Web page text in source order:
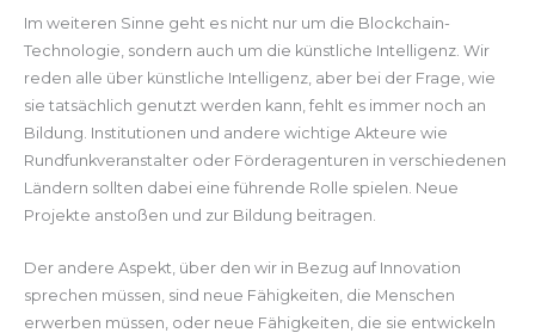
Im weiteren Sinne geht es nicht nur um die Blockchain-
Technologie, sondern auch um die künstliche Intelligenz. Wir
reden alle über künstliche Intelligenz, aber bei der Frage, wie
sie tatsächlich genutzt werden kann, fehlt es immer noch an
Bildung. Institutionen und andere wichtige Akteure wie
Rundfunkveranstalter oder Förderagenturen in verschiedenen
Ländern sollten dabei eine führende Rolle spielen. Neue
Projekte anstoßen und zur Bildung beitragen.
Der andere Aspekt, über den wir in Bezug auf Innovation
sprechen müssen, sind neue Fähigkeiten, die Menschen
erwerben müssen, oder neue Fähigkeiten, die sie entwickeln